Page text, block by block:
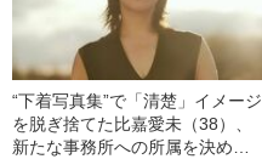
“下着写真集”で「清楚」イメージ
を脱ぎ捨てた比嘉愛未（38）、
新たな事務所への所属を決めた